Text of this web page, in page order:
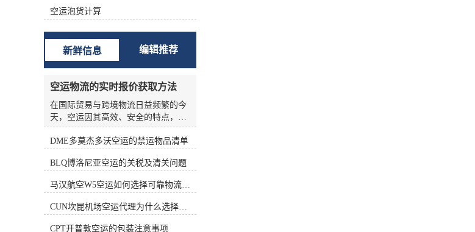
空分运单（House Air Waybill ，
HAWB） 在办理集中托运业务时，向
发货人签发运单。三、航空货运单的
构成 中国国际航空货运单由一式十二
联组成，包括三联原件、六联副本和
三联额外副本。 如下表所示： 填写
航空货运单的责任 根据《华沙公
约》、《海牙议定书》和承运人的运
输条件，承运人的运输条件为托运人
准备航空货运单。 根据《华沙公约》
第六条第(1)款和第(5)款，航空货运单
由托运人填写。承运人按托运人要求
写。 这表明托运人应对货运单上填写
人对货运单上填写的内容不准确、不
完整造成的损失负责。 在航空货运业
务运营中，各承运的大量货物由其人
收运，部分特殊货物由直接收运。托
空运泡货计算
新鲜信息 编辑推荐
空运物流的实时报价获取方法
在国际贸易与跨境物流日益频繁的今
天，空运因其高效、安全的特点，成
为许多企业优先选择的运输方式。然
而，空运物流的报价并非一成不变，
货物种类等多种变量影响，价格波动
频繁。对于货主和物流从业者来说，
如何准确、高效地获取实时报价，是
控制成本、优化供应链的关键环节。
本文将从实际业务角度出发，系统梳
理空运物流实时报价的获取方法，帮
DME多莫杰多沃空运的禁运物品清单
BLQ博洛尼亚空运的关税及清关问题
马汉航空W5空运如何选择可靠物流公司
CUN坎昆机场空运代理为什么选择空运更快捷
CPT开普敦空运的包装注意事项